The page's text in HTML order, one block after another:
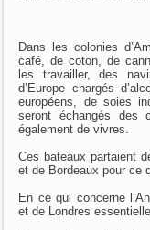
Dans les colonies
café, de coton, de
les travailler, des
d’Europe chargés
européens, de soies
seront échangés des
également de vivres.
Ces bateaux partaient
et de Bordeaux pour ce
En ce qui concerne
et de Londres